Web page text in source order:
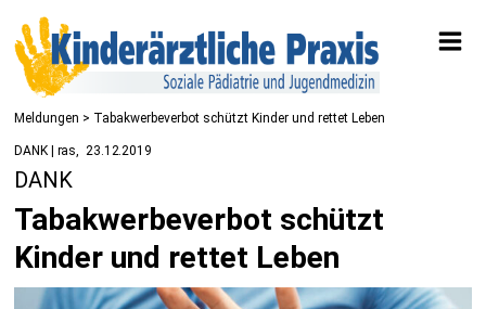
Meldungen > Tabakwerbeverbot schützt Kinder und rettet Leben
DANK | ras 23.12.2019
DANK
Tabakwerbeverbot schützt
Kinder und rettet Leben